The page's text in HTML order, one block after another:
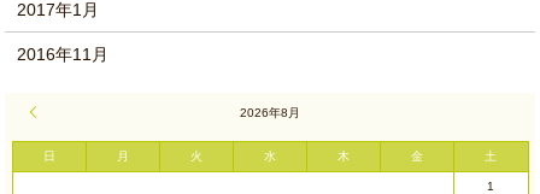
2017年1月
2016年11月
2026年8月
日 月 火 水 木 金 土
1